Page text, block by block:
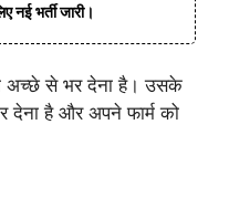
नई भर्ती जारी।
अच्छे से भर देना है। उसके
है और अपने फार्म को